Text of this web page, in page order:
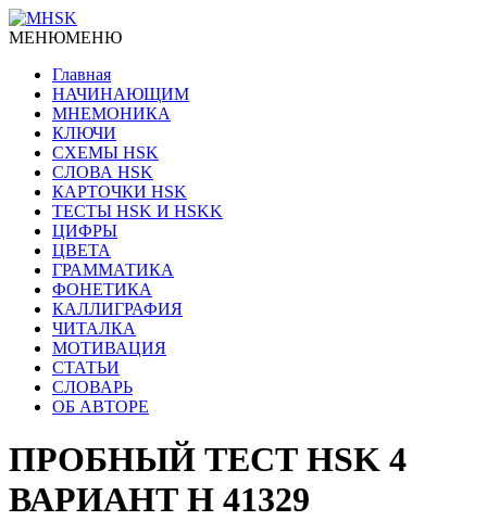
МЕНЮМЕНЮ
Главная
НАЧИНАЮЩИМ
МНЕМОНИКА
КЛЮЧИ
СХЕМЫ HSK
СЛОВА HSK
КАРТОЧКИ HSK
ТЕСТЫ HSK И HSKK
ЦИФРЫ
ЦВЕТА
ГРАММАТИКА
ФОНЕТИКА
КАЛЛИГРАФИЯ
ЧИТАЛКА
МОТИВАЦИЯ
СТАТЬИ
СЛОВАРЬ
ОБ АВТОРЕ
ПРОБНЫЙ ТЕСТ HSK 4
ВАРИАНТ H 41329